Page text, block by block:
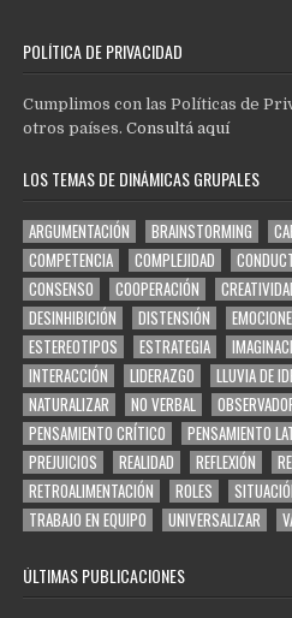
POLÍTICA DE PRIVACIDAD
Cumplimos con las Políticas de
otros países.Consultá aquí
LOS TEMAS DE DINÁMICAS GRUPALES
ARGUMENTACIÓN BRAINSTORMING
COMPETENCIA
COMPLEJIDAD
CONSENSO
COOPERACIÓN
DESINHIBICIÓN
DISTENSIÓN
ESTEREOTIPOS
ESTRATEGIA
INTERACCIÓN
LIDERAZGO LLUVIA DE
NATURALIZAR
NO VERBAL
PENSAMIENTO CRÍTICO
PENSAMIENTO
PREJUICIOS
REALIDAD REFLEXIÓN
RETROALIMENTACIÓN
ROLES
TRABAJO EN EQUIPO
UNIVERSALIZAR
ÚLTIMAS PUBLICACIONES